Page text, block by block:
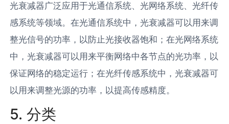
光衰减器广泛应用于光通信系统、光网络系统、光纤传
感系统等领域。在光通信系统中，光衰减器可以用来调
整光信号的功率，以防止光接收器饱和；在光网络系统
中，光衰减器可以用来平衡网络中各节点的光功率，以
保证网络的稳定运行；在光纤传感系统中，光衰减器可
以用来调整光源的功率，以提高传感精度。
5. 分类